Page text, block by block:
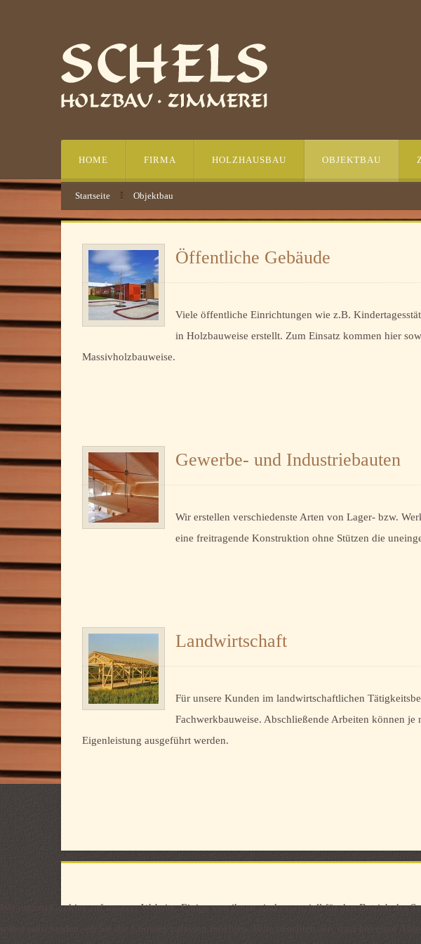
HOME FIRMA HOLZHAUSBAU OBJEKTBAU
Objektbau2
Objektbau3
Objektbau4
Startseite Objektbau
Öffentliche Gebäude
Viele öffentliche Einrichtungen wie z.B.
in Holzbauweise erstellt. Zum Einsatz kommen hier
Massivholzbauweise.
Gewerbe- und Industriebauten
Wir erstellen verschiedenste Arten von Lager- bzw.
eine freitragende Konstruktion ohne Stützen die
Landwirtschaft
Für unsere Kunden im landwirtschaftlichen
Fachwerkbauweise. Abschließende Arbeiten können
Eigenleistung ausgeführt werden.
Wir nutzen Cookies auf unserer Website. Einige von ihnen sind essenziell für den Betrieb der